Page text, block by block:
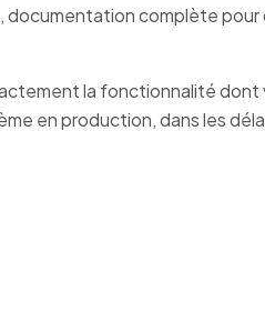
documentation complète
la fonctionnalité dont
en production, dans les